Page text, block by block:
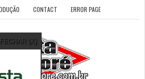
CONTACT ERROR PAGE
FECHAR (X)